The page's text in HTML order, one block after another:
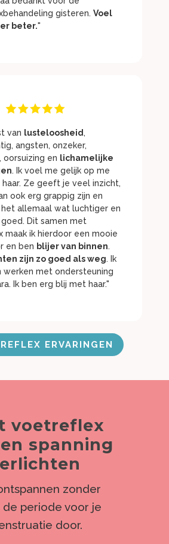
gisteren. Voel
beter."
van lusteloosheid,
angsten, onzeker,
oorsuizing en lichamelijke
. Ik voel me gelijk op me
haar. Ze geeft je veel inzicht,
ook erg grappig zijn en
allemaal wat luchtiger en
Dit samen met
maak ik hierdoor een mooie
en ben blijer van binnen.
zijn zo goed als weg. Ik
werken met ondersteuning
Ik ben erg blij met haar."
ERVARINGEN
voetreflex
spanning
zonder
de periode voor je
door.